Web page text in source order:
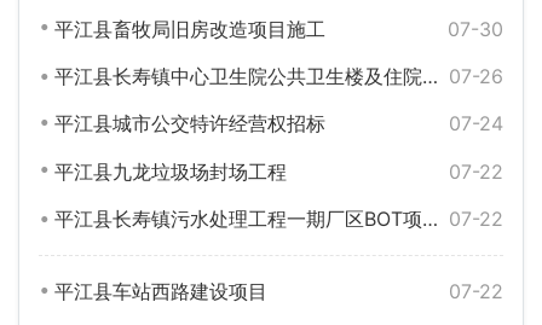
07-30
平江县畜牧局旧房改造项目施工
07-26
平江县长寿镇中心卫生院公共卫生楼及住院楼室内装饰工程
07-24
平江县城市公交特许经营权招标
07-22
平江县九龙垃圾场封场工程
07-22
平江县长寿镇污水处理工程一期厂区BOT项目补充通知一
07-22
平江县车站西路建设项目